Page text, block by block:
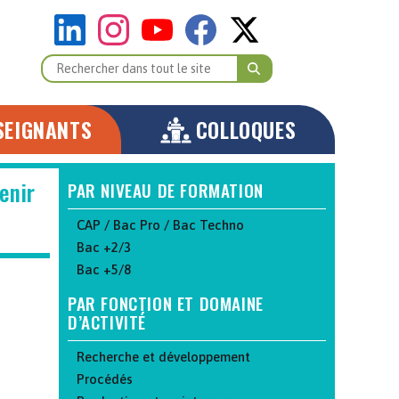
COLLOQUES
PAR NIVEAU DE FORMATION
CAP / Bac Pro / Bac Techno
Bac +2/3
Bac +5/8
PAR FONCTION ET DOMAINE
D’ACTIVITÉ
Recherche et développement
Procédés